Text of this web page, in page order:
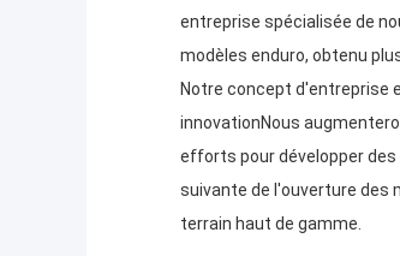
entreprise spécialisée de
modèles enduro, obtenu
Notre concept d'entreprise
innovationNous
efforts pour développer des
suivante de l'ouverture des
terrain haut de gamme.